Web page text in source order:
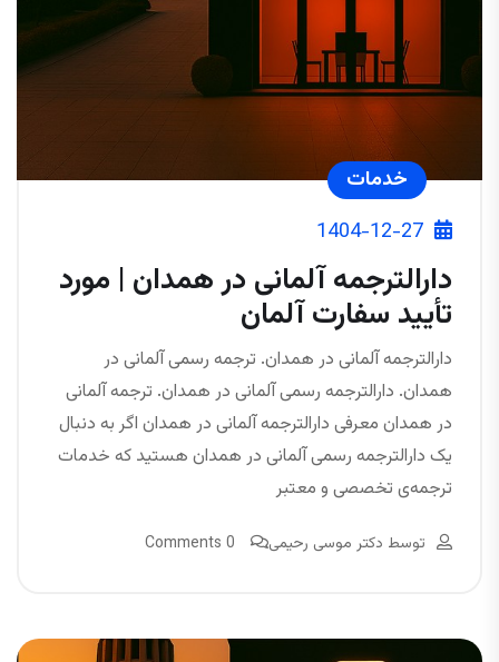
خدمات
1404-12-27
دارالترجمه آلمانی در همدان | مورد
تأیید سفارت آلمان
دارالترجمه آلمانی در همدان. ترجمه رسمی آلمانی در
همدان. دارالترجمه رسمی آلمانی در همدان. ترجمه آلمانی
در همدان معرفی دارالترجمه آلمانی در همدان اگر به دنبال
یک دارالترجمه رسمی آلمانی در همدان هستید که خدمات
ترجمه‌ی تخصصی و معتبر
توسط دکتر موسی رحیمی 0 Comments